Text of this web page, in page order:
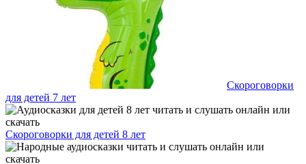
Скороговорки
для детей 7 лет
Скороговорки для детей 8 лет